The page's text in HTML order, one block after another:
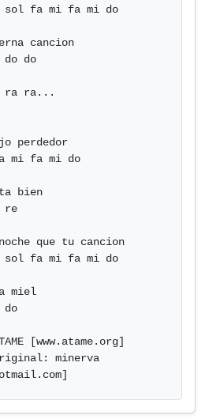
fa mi fa mi do
cancion
do
ra ra...
perdedor
mi fa mi do
bien
re
que tu cancion
fa mi fa mi do
miel
[www.atame.org]
minerva
]